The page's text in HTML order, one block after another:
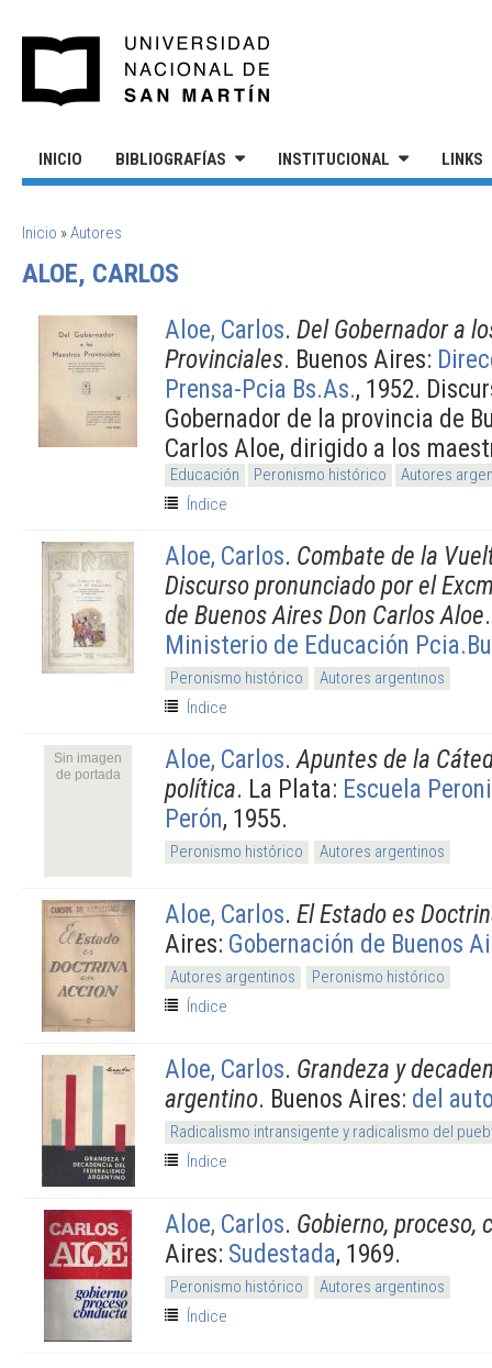
INICIO BIBLIOGRAFÍAS INSTITUCIONAL LINKS
SE ENCUENTRA USTED AQUÍ
Inicio »Autores
ALOE, CARLOS
Aloe, Carlos. Del Gobernador a
Provinciales. Buenos Aires:
Prensa-Pcia Bs.As., 1952.
Gobernador de la provincia de
Carlos Aloe, dirigido a los
Educación Peronismo histórico
Autores
Índice
Aloe, Carlos. Combate de la
Discurso pronunciado por el
de Buenos Aires Don Carlos Aloe
Ministerio de Educación
Peronismo histórico
Autores argentinos
Índice
Sin imagen
de portada
Aloe, Carlos. Apuntes de la
política. La Plata: Escuela
Perón, 1955.
Peronismo histórico Autores argentinos
Aloe, Carlos. El Estado es
Aires: Gobernación de Buenos
Autores argentinos
Peronismo histórico
Índice
Aloe, Carlos. Grandeza y
argentino. Buenos Aires: del
Radicalismo intransigente y radicalismo del
Índice
Aloe, Carlos. Gobierno, proceso,
Aires: Sudestada, 1969.
Peronismo histórico
Autores argentinos
Índice